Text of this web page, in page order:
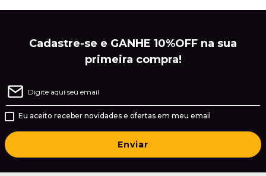
Cadastre-se e GANHE 10%OFF na sua
primeira compra!
Eu aceito receber novidades e ofertas em meu email
Enviar